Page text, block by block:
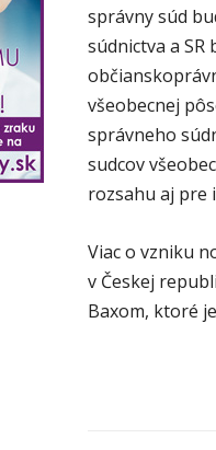
správny súd
súdnictva a
všeobecnej
správneho
sudcov
rozsahu aj pre
Viac o vzniku
v Českej
Baxom, ktoré